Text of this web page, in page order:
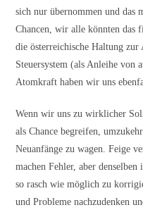
sich nur übernommen und das
Chancen, wir alle könnten das
die österreichische Haltung
Steuersystem (als Anleihe von
Atomkraft haben wir uns
Wenn wir uns zu wirklicher
als Chance begreifen,
Neuanfänge zu wagen. Feige
machen Fehler, aber
so rasch wie möglich zu
und Probleme nachzudenken